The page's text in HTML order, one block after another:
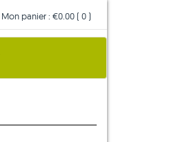
Mon panier : €0.00( 0 )